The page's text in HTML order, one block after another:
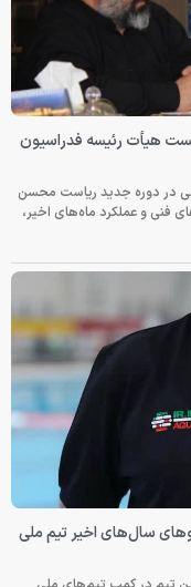
هیأت رئیسه فدراسیون
در دوره جدید ریاست محسن
فنی و عملکرد ماه‌های اخیر،
سال‌های اخیر تیم ملی